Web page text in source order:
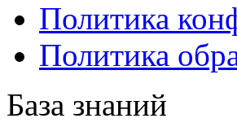
Политика
Политика
База знаний